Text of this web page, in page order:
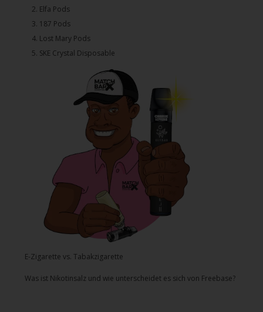
2.⁠ ⁠⁠Elfa Pods
3.⁠ ⁠⁠187 Pods
4.⁠ ⁠⁠Lost Mary Pods
5.⁠ ⁠⁠SKE Crystal Disposable
E-Zigarette vs. Tabakzigarette
Was ist Nikotinsalz und wie unterscheidet es sich von Freebase?